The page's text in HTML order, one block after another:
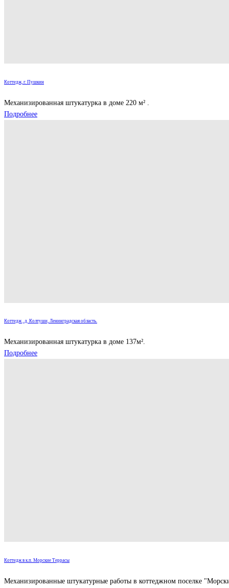
Коттедж, г. Пушкин
Механизированная штукатурка в доме 220 м² .
Подробнее
Коттедж , д. Колтуши, Ленинградская область.
Механизированная штукатурка в доме 137м².
Подробнее
Коттедж в к.п. Морские Террасы
Механизированные штукатурные работы в коттеджном поселке